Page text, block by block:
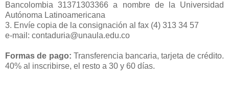
Bancolombia 31371303366 a nombre de la Universidad
Autónoma Latinoamericana
3. Envíe copia de la consignación al fax (4) 313 34 57
e-mail: contaduria@unaula.edu.co
Formas de pago: Transferencia bancaria, tarjeta de crédito.
40% al inscribirse, el resto a 30 y 60 días.